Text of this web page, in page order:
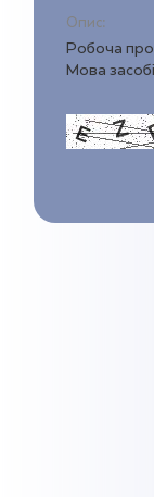
Опис:
Робоча
Мова